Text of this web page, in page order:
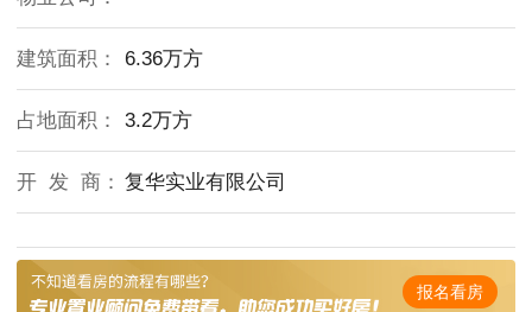
建筑面积： 6.36万方
占地面积： 3.2万方
开 发 商： 复华实业有限公司
报名看房